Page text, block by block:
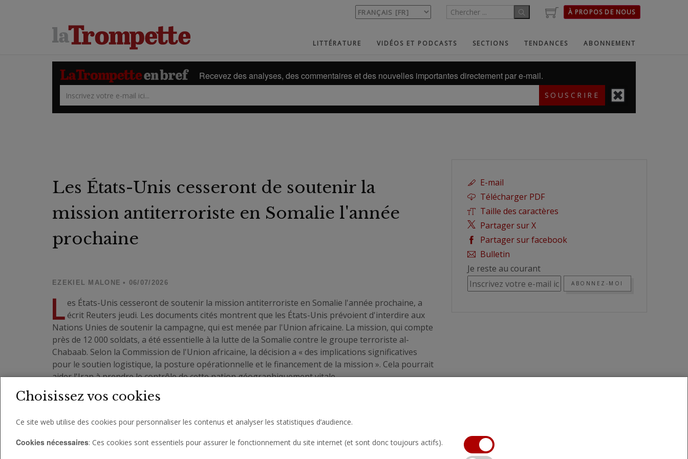
À PROPOS DE NOUS
LITTÉRATURE VIDÉOS ET PODCASTS SECTIONS TENDANCES ABONNEMENT
Recevez des analyses, des commentaires et des nouvelles importantes directement par e-mail.
SOUSCRIRE
Les États-Unis cesseront de soutenir la
mission antiterroriste en Somalie l'année
prochaine
EZEKIEL MALONE • 06/07/2026
L es États-Unis cesseront de soutenir la mission antiterroriste en Somalie l'année prochaine, a
écrit Reuters jeudi. Les documents cités montrent que les États-Unis prévoient d'interdire aux
Nations Unies de soutenir la campagne, qui est menée par l'Union africaine. La mission, qui compte
près de 12 000 soldats, a été essentielle à la lutte de la Somalie contre le groupe terroriste al-
Chabaab. Selon la Commission de l'Union africaine, la décision a « des implications significatives
pour le soutien logistique, la posture opérationnelle et le financement de la mission ». Cela pourrait
aider l'Iran à prendre le contrôle de cette nation géographiquement vitale.
E-mail
Télécharger PDF
Taille des caractères
Partager sur X
Partager sur facebook
Bulletin
Je reste au courant
ABONNEZ-MOI
Choisissez vos cookies
Ce site web utilise des cookies pour personnaliser les contenus et analyser les statistiques d’audience.
Cookies nécessaires: Ces cookies sont essentiels pour assurer le fonctionnement du site internet (et sont donc toujours actifs).